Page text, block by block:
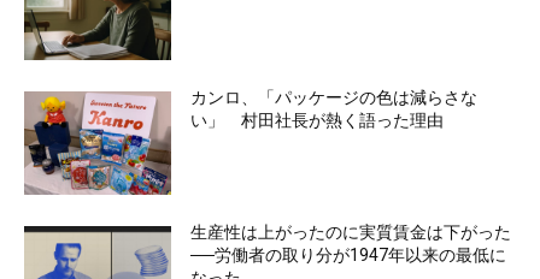
カンロ、「パッケージの色は減らさな
い」 村田社長が熱く語った理由
生産性は上がったのに実質賃金は下がった
──労働者の取り分が1947年以来の最低に